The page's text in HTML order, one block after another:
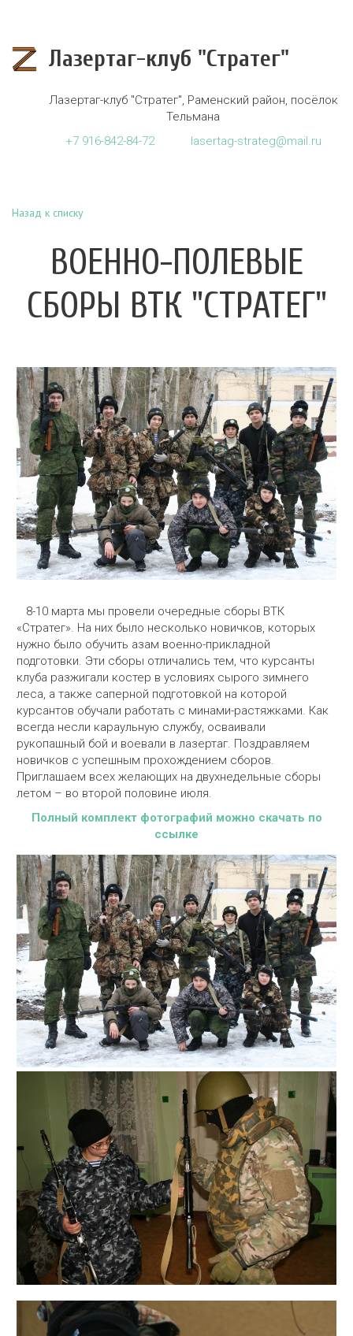
Лазертаг-клуб "Стратег"
Лазертаг-клуб "Стратег", Раменский район, посёлок
Тельмана
+7916-842-84-72 lasertag-strateg@mail.ru
Назад к списку
ВОЕННО-ПОЛЕВЫЕ
СБОРЫ ВТК "СТРАТЕГ"
8-10 марта мы провели очередные сборы ВТК
«Стратег». На них было несколько новичков, которых
нужно было обучить азам военно-прикладной
подготовки. Эти сборы отличались тем, что курсанты
клуба разжигали костер в условиях сырого зимнего
леса, а также саперной подготовкой на которой
курсантов обучали работать с минами-растяжками. Как
всегда несли караульную службу, осваивали
рукопашный бой и воевали в лазертаг. Поздравляем
новичков с успешным прохождением сборов.
Приглашаем всех желающих на двухнедельные сборы
летом – во второй половине июля.
Полный комплект фотографий можно скачать по
ссылке